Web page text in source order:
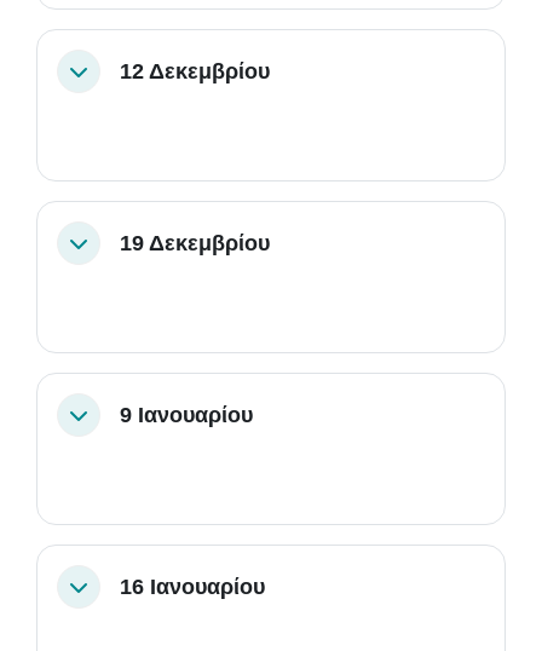
Σύμπτυξη12 Δεκεμβρίου
Σύμπτυξη19 Δεκεμβρίου
Σύμπτυξη9 Ιανουαρίου
Σύμπτυξη16 Ιανουαρίου